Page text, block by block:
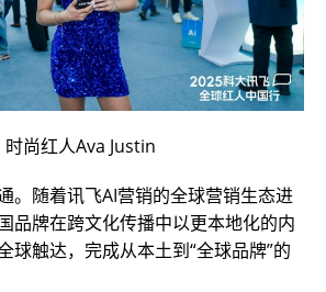
时尚红人Ava Justin
。随着讯飞AI营销的全球营销生态进
品牌在跨文化传播中以更本地化的内
球触达，完成从本土到“全球品牌”的